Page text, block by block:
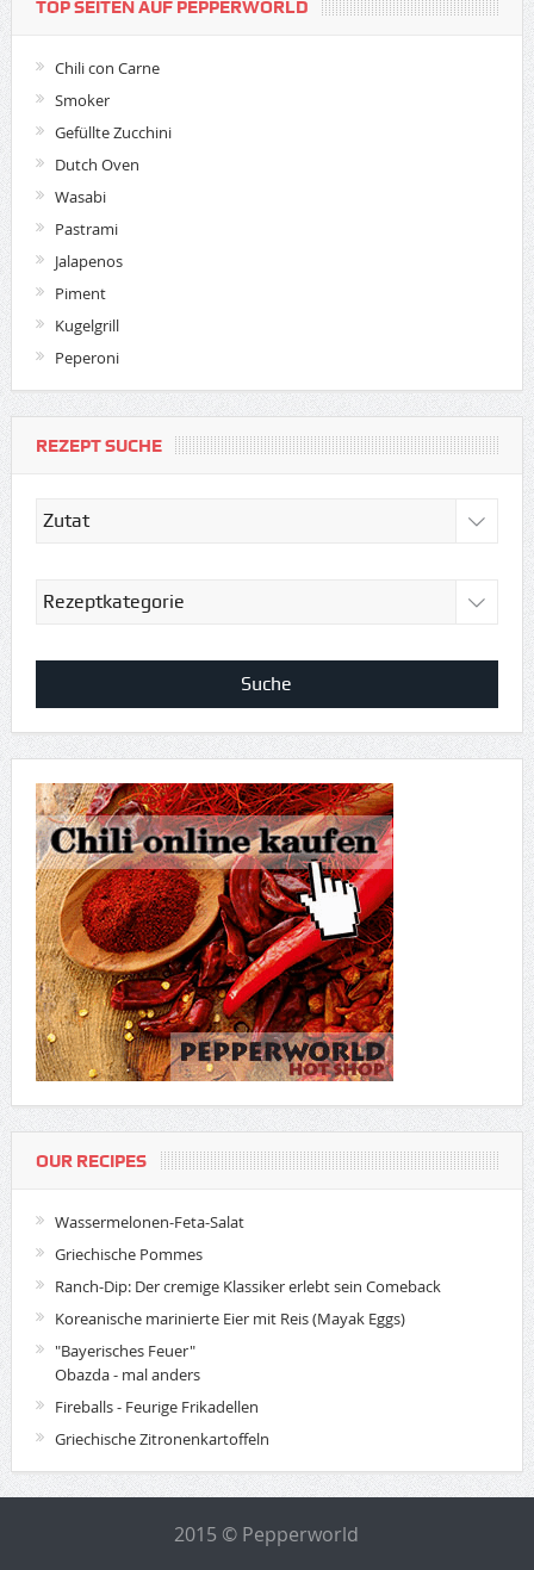
TOP SEITEN AUF PEPPERWORLD
Chili con Carne
Smoker
Gefüllte Zucchini
Dutch Oven
Wasabi
Pastrami
Jalapenos
Piment
Kugelgrill
Peperoni
REZEPT SUCHE
OUR RECIPES
Wassermelonen-Feta-Salat
Griechische Pommes
Ranch-Dip: Der cremige Klassiker erlebt sein Comeback
Koreanische marinierte Eier mit Reis (Mayak Eggs)
"Bayerisches Feuer"
Obazda - mal anders
Fireballs - Feurige Frikadellen
Griechische Zitronenkartoffeln
2015 © Pepperworld